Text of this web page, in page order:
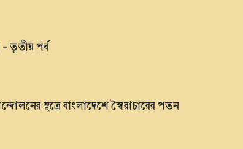
- তৃতীয় পর্ব
সূত্রে বাংলাদেশে স্বৈরাচারের পতন